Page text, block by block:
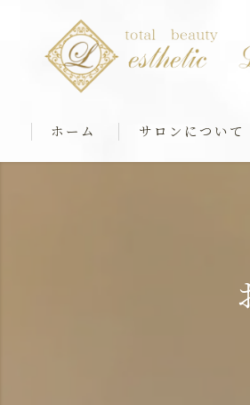
ホーム サロンについて